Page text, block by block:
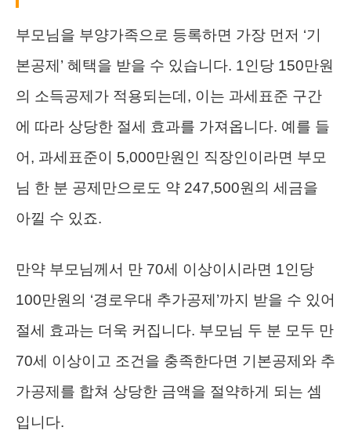
부모님을 부양가족으로 등록하면 가장 먼저 ‘기
본공제’ 혜택을 받을 수 있습니다. 1인당 150만원
의 소득공제가 적용되는데, 이는 과세표준 구간
에 따라 상당한 절세 효과를 가져옵니다. 예를 들
어, 과세표준이 5,000만원인 직장인이라면 부모
님 한 분 공제만으로도 약 247,500원의 세금을
아낄 수 있죠.
만약 부모님께서 만 70세 이상이시라면 1인당
100만원의 ‘경로우대 추가공제’까지 받을 수 있어
절세 효과는 더욱 커집니다. 부모님 두 분 모두 만
70세 이상이고 조건을 충족한다면 기본공제와 추
가공제를 합쳐 상당한 금액을 절약하게 되는 셈
입니다.